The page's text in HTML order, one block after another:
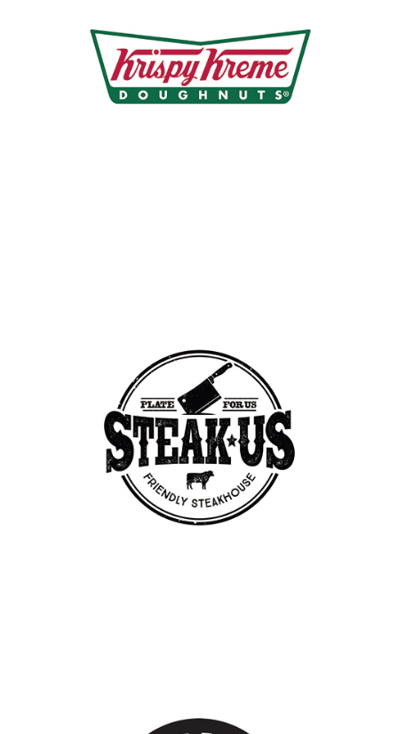
국내 파트너사
크리스피크림 도넛
국내 파트너사
스테이크어스